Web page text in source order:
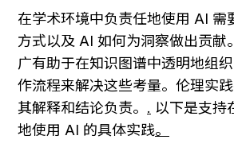
在学术环境中负责任地使用 AI 需
方式以及 AI 如何为洞察做出贡献
广有助于在知识图谱中透明地组
作流程来解决这些考量。伦理实
其解释和结论负责。 . 以下是支持
地使用 AI 的具体实践。